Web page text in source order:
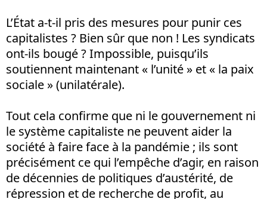
L’État a-t-il pris des mesures pour punir ces
capitalistes ? Bien sûr que non ! Les syndicats
ont-ils bougé ? Impossible, puisqu’ils
soutiennent maintenant « l’unité » et « la paix
sociale » (unilatérale).
Tout cela confirme que ni le gouvernement ni
le système capitaliste ne peuvent aider la
société à faire face à la pandémie ; ils sont
précisément ce qui l’empêche d’agir, en raison
de décennies de politiques d’austérité, de
répression et de recherche de profit, au